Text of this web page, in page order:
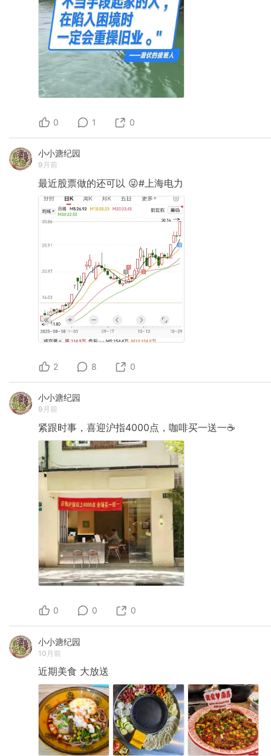
0 1 0
小小溏纪园
9月前
最近股票做的还可以 😜#上海电力
2 8 0
小小溏纪园
9月前
紧跟时事，喜迎沪指4000点，咖啡买一送一☕
0 0 0
小小溏纪园
10月前
近期美食 大放送